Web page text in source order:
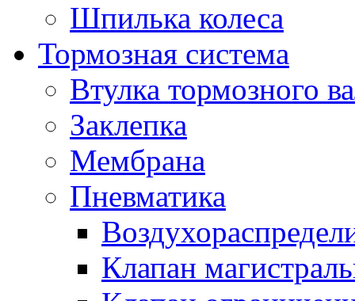
Шпилька колеса
Тормозная система
Втулка тормозного
Заклепка
Мембрана
Пневматика
Клапан